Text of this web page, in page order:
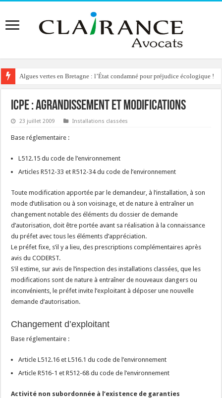
Algues vertes en Bretagne : l’État condamné pour préjudice écologique !
ICPE : Agrandissement et modifications
23 juillet 2009 Installations classées
Base réglementaire :
L512.15 du code de l’environnement
Articles R512-33 et R512-34 du code de l’environnement
Toute modification apportée par le demandeur, à l’installation, à son
mode d’utilisation ou à son voisinage, et de nature à entraîner un
changement notable des éléments du dossier de demande
d’autorisation, doit être portée avant sa réalisation à la connaissance
du préfet avec tous les éléments d’appréciation.
Le préfet fixe, s’il y a lieu, des prescriptions complémentaires après
avis du CODERST.
S’il estime, sur avis de l’inspection des installations classées, que les
modifications sont de nature à entraîner de nouveaux dangers ou
inconvénients, le préfet invite l’exploitant à déposer une nouvelle
demande d’autorisation.
Changement d’exploitant
Base réglementaire :
Article L512.16 et L516.1 du code de l’environnement
Article R516-1 et R512-68 du code de l’environnement
Activité non subordonnée à l’existence de garanties